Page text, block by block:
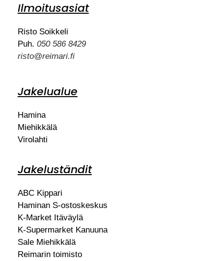
Ilmoitusasiat
Risto Soikkeli
Puh. 050 586 8429
risto@reimari.fi
Jakelualue
Hamina
Miehikkälä
Virolahti
Jakeluständit
ABC Kippari
Haminan S-ostoskeskus
K-Market Itäväylä
K-Supermarket Kanuuna
Sale Miehikkälä
Reimarin toimisto